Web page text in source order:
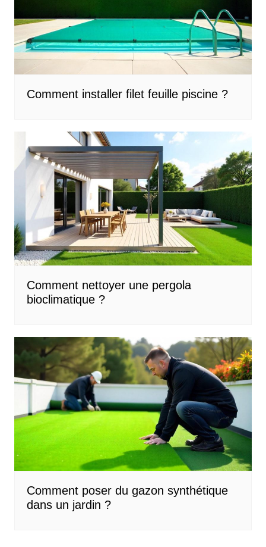
Comment installer filet feuille piscine ?
Comment nettoyer une pergola
bioclimatique ?
Comment poser du gazon synthétique
dans un jardin ?